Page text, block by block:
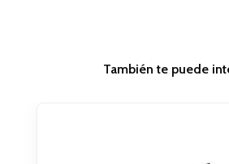
También te puede